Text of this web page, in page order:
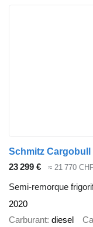
23 299 € ≈ 21 770
Semi-remorque
2020
Carburant diesel